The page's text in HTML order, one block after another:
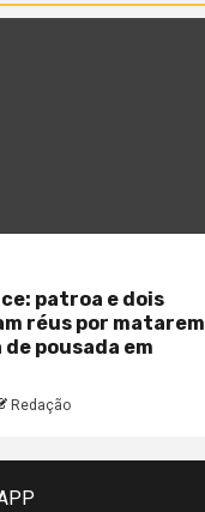
patroa e dois
réus por matarem
pousada em
Redação